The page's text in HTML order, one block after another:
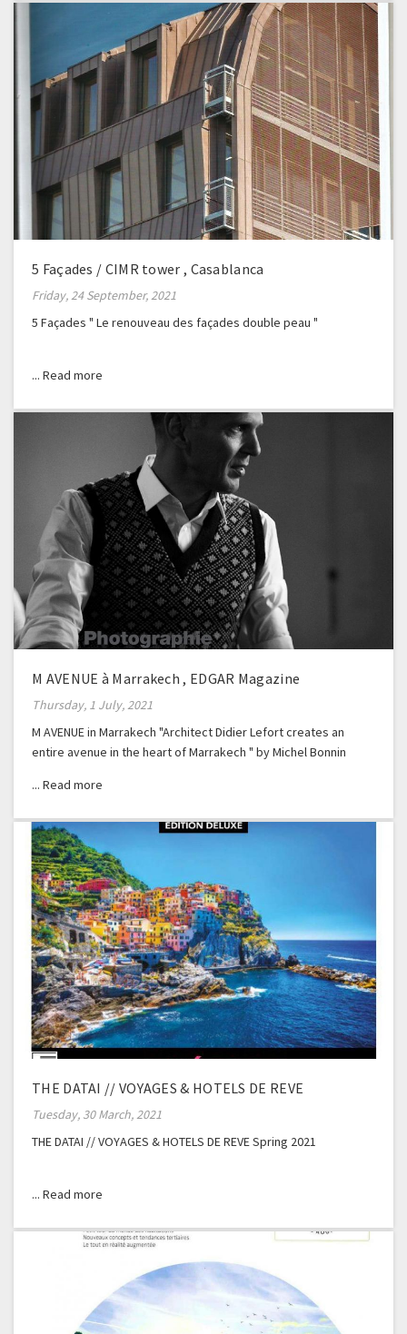
5 Façades / CIMR tower , Casablanca
Friday, 24 September, 2021
5 Façades " Le renouveau des façades double peau "
M AVENUE à Marrakech , EDGAR Magazine
Thursday, 1 July, 2021
M AVENUE in Marrakech "Architect Didier Lefort creates an
entire avenue in the heart of Marrakech " by Michel Bonnin
THE DATAI // VOYAGES & HOTELS DE REVE
Tuesday, 30 March, 2021
THE DATAI // VOYAGES & HOTELS DE REVE Spring 2021